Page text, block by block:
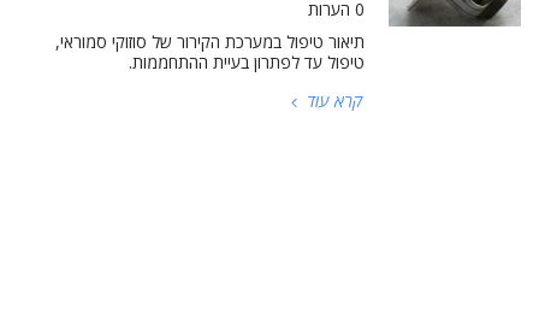
0 הערות
תיאור טיפול במערכת הקירור של סוזוקי סמוראי,
טיפול עד לפתרון בעיית ההתחממות.
קרא עוד